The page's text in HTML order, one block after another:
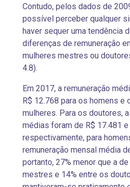
Contudo, pelos dados de
possível perceber qualquer
haver sequer uma tendência
diferenças de remuneração
mulheres mestres ou
4.8).
Em 2017, a remuneração
R$ 12.768 para os homens e
mulheres. Para os doutores,
médias foram de R$ 17.481 e
respectivamente, para
remuneração mensal média
portanto, 27% menor que a
mestres e 14% entre os